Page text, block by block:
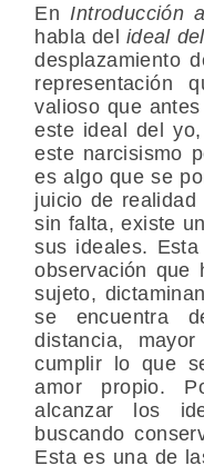
En Introducción
habla del ideal
desplazamiento
representación
valioso que
este ideal del
este narcisismo
es algo que se
juicio de
sin falta, existe
sus ideales.
observación que
sujeto,
se encuentra
distancia,
cumplir lo que
amor propio.
alcanzar los
buscando
Esta es una de